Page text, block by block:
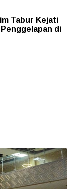
Tabur Kejati
di